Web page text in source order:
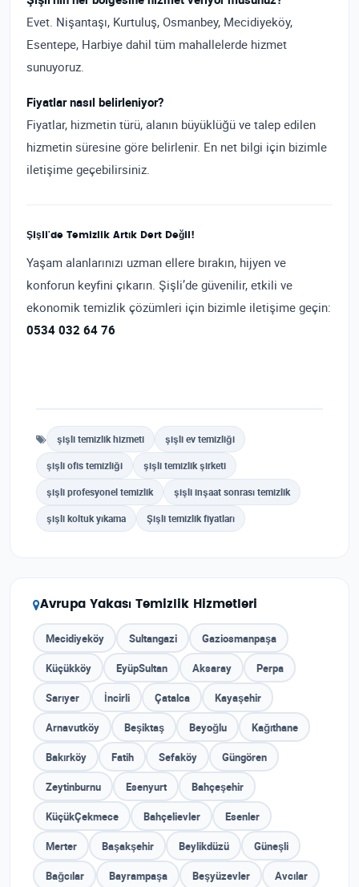
Evet. Nişantaşı, Kurtuluş, Osmanbey, Mecidiyeköy,
Esentepe, Harbiye dahil tüm mahallelerde hizmet
sunuyoruz.
Fiyatlar nasıl belirleniyor?
Fiyatlar, hizmetin türü, alanın büyüklüğü ve talep edilen
hizmetin süresine göre belirlenir. En net bilgi için bizimle
iletişime geçebilirsiniz.
Şişli'de Temizlik Artık Dert Değil!
Yaşam alanlarınızı uzman ellere bırakın, hijyen ve
konforun keyfini çıkarın. Şişli’de güvenilir, etkili ve
ekonomik temizlik çözümleri için bizimle iletişime geçin:
0534 032 64 76
şişli temizlik hizmeti şişli ev temizliği
şişli ofis temizliği şişli temizlik şirketi
şişli profesyonel temizlik şişli inşaat sonrası temizlik
şişli koltuk yıkama Şişli temizlik fiyatları
Avrupa Yakası Temizlik Hizmetleri
Mecidiyeköy Sultangazi Gaziosmanpaşa
Küçükköy EyüpSultan Aksaray Perpa
Sarıyer İncirli Çatalca Kayaşehir
Arnavutköy Beşiktaş Beyoğlu Kağıthane
Bakırköy Fatih Sefaköy Güngören
Zeytinburnu Esenyurt Bahçeşehir
KüçükÇekmece Bahçelievler Esenler
Merter Başakşehir Beylikdüzü Güneşli
Bağcılar Bayrampaşa Beşyüzevler Avcılar